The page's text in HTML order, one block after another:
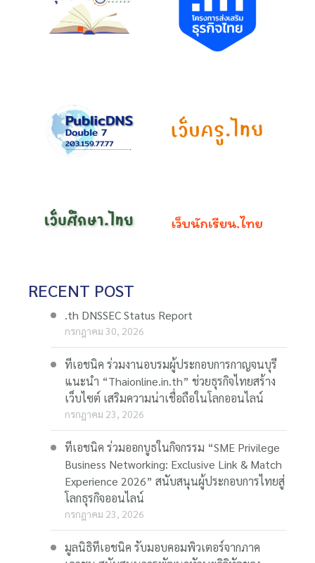
RECENT POST
.th DNSSEC Status Report
กรกฎาคม 30, 2026
ทีเอชนิค ร่วมงานอบรมผู้ประกอบการกาญจนบุรี
แนะนำ “Thaionline.in.th” ช่วยธุรกิจไทยสร้าง
เว็บไซต์ เสริมความน่าเชื่อถือในโลกออนไลน์
กรกฎาคม 23, 2026
ทีเอชนิค ร่วมออกบูธในกิจกรรม “SME Privilege
Business Networking: Exclusive Link & Match
Experience 2026” สนับสนุนผู้ประกอบการไทยสู่
โลกธุรกิจออนไลน์
กรกฎาคม 23, 2026
มูลนิธิทีเอชนิค รับมอบคอมพิวเตอร์จากภาค